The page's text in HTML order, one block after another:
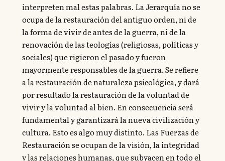
interpreten mal estas palabras. La Jerarquía no se
ocupa de la restauración del antiguo orden, ni de
la forma de vivir de antes de la guerra, ni de la
renovación de las teologías (religiosas, políticas y
sociales) que rigieron el pasado y fueron
mayormente responsables de la guerra. Se refiere
a la restauración de naturaleza psicológica, y dará
por resultado la restauración de la voluntad de
vivir y la voluntad al bien. En consecuencia será
fundamental y garantizará la nueva civilización y
cultura. Esto es algo muy distinto. Las Fuerzas de
Restauración se ocupan de la visión, la integridad
y las relaciones humanas, que subyacen en todo el